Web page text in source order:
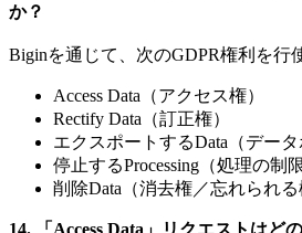
か？
Biginを通じて、次のGDPR権利を行
Access Data（アクセス権）
Rectify Data（訂正権）
エクスポートするData（データ
停止するProcessing（処理の制
削除Data（消去権／忘れられる
14. 「Access Data」リクエストはど